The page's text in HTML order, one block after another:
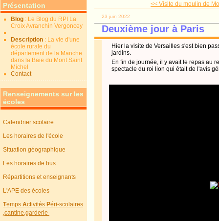
Présentation
Blog : Le Blog du RPI La
Croix Avranchin Vergoncey
Description : La vie d'une
école rurale du
département de la Manche
dans la Baie du Mont Saint
Michel
Contact
Renseignements sur les
écoles
Calendrier scolaire
Les horaires de l'école
Situation géographique
Les horaires de bus
Répartitions et enseignants
L'APE des écoles
TempsActivitésPéri-scolaires
,cantine,garderie
<< Visite du moulin de
23 juin 2022
Deuxième jour à Paris
Hier la visite de Versailles s'est bien
jardins.
En fin de journée, il y avait le repas au
spectacle du roi lion qui était de l'avis